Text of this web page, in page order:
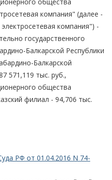
компания" (далее -
компания") -
государственного
Балкарской Республики
Балкарской
571,119 тыс. руб.,
общества
филиал - 94,706 тыс.
РФ от 01.04.2016 N 74-